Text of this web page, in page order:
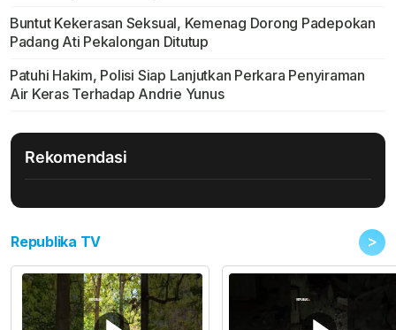
Buntut Kekerasan Seksual, Kemenag Dorong Padepokan
Padang Ati Pekalongan Ditutup
Patuhi Hakim, Polisi Siap Lanjutkan Perkara Penyiraman
Air Keras Terhadap Andrie Yunus
Rekomendasi
Republika TV >